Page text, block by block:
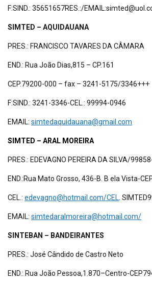
F:SIND.: 35651657RES.:/
SIMTED – AQUIDAUANA
PRES.: FRANCISCO TAVARES DA CÂMARA
END.: Rua João Dias,815 – CP.161
CEP.79200-000 – fax – 3241-5175/3346+++
F:SIND.: 3241-3346-CEL.: 99994-0946
EMAIL: simtedaquidauana@gmail.com
SIMTED – ARAL MOREIRA
PRES.: EDEVAGNO PEREIRA DA SILVA/
END.:Rua Mato Grosso, 436-B. B ela Vista-
CEL.: edevagno@hotmail.com/CEL .
EMAIL: simtedaralmoreira@hotmail.com/
SINTEBAN – BANDEIRANTES
PRES.: José Cândido de Castro Neto
END.: Rua João Pessoa,1.870–Centro-